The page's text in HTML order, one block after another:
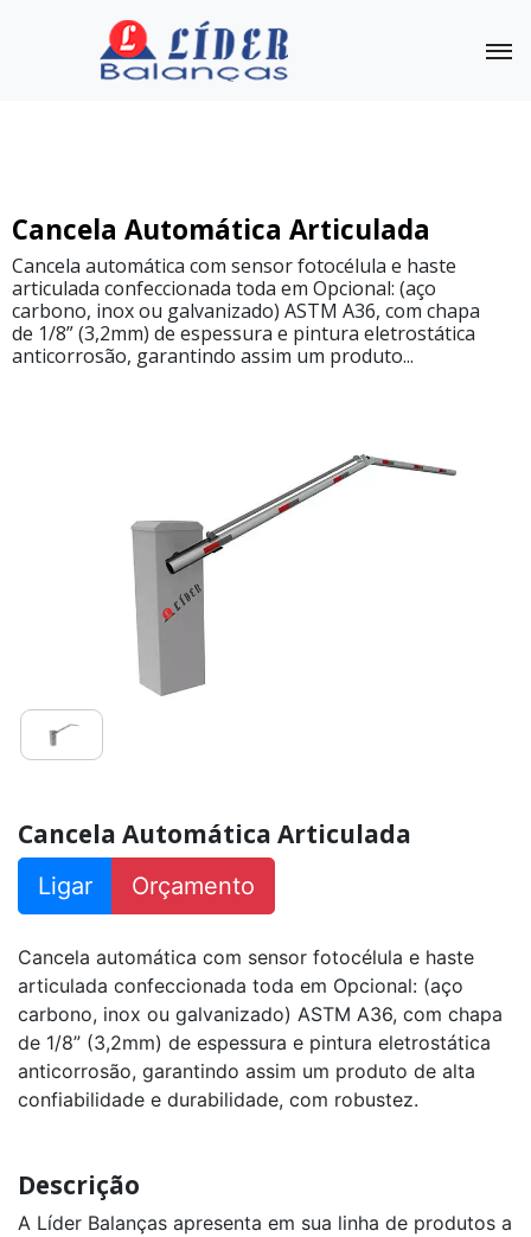
Cancela Automática Articulada
Cancela automática com sensor fotocélula e haste
articulada confeccionada toda em Opcional: (aço
carbono, inox ou galvanizado) ASTM A36, com chapa
de 1/8” (3,2mm) de espessura e pintura eletrostática
anticorrosão, garantindo assim um produto...
Cancela Automática Articulada
Ligar Orçamento
Cancela automática com sensor fotocélula e haste
articulada confeccionada toda em Opcional: (aço
carbono, inox ou galvanizado) ASTM A36, com chapa
de 1/8” (3,2mm) de espessura e pintura eletrostática
anticorrosão, garantindo assim um produto de alta
confiabilidade e durabilidade, com robustez.
Descrição
A Líder Balanças apresenta em sua linha de produtos a
Linha
Completa
Cancela
Automática
Linear